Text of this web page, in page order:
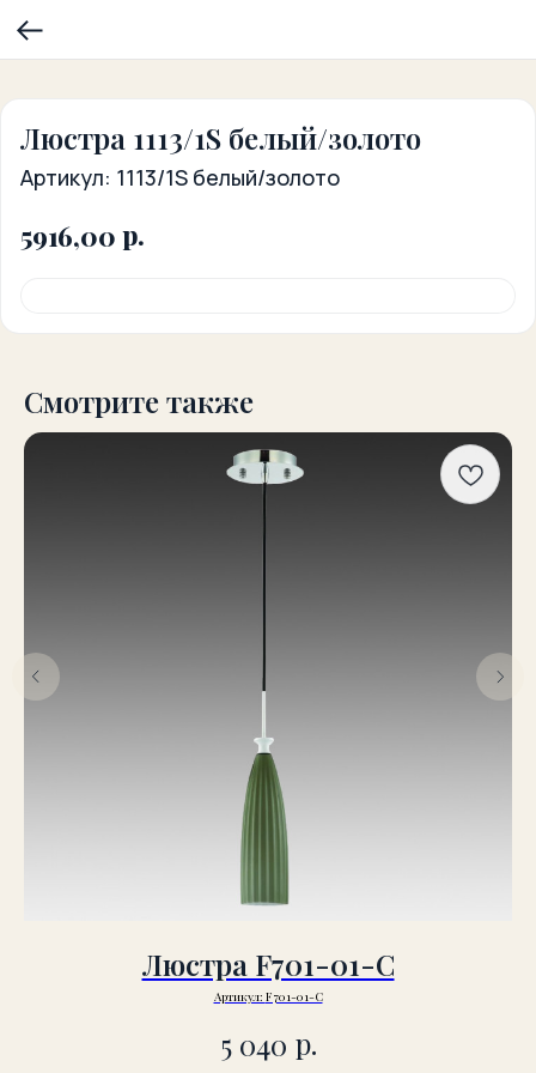
Люстра 1113/1S белый/золото
Артикул: 1113/1S белый/золото
5916,00 р.
Смотрите также
Люстра F701-01-C
Артикул: F701-01-C
5 040 р.